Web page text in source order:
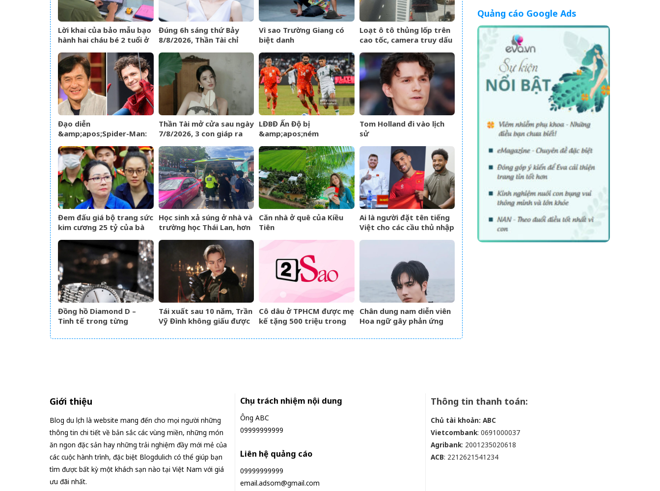
Lời khai của bảo mẫu bạo
hành hai cháu bé 2 tuổi ở
TPHCM
Đúng 6h sáng thứ Bảy
8/8/2026, Thần Tài chỉ
trúng hố vàng, tiền bạc
ùa về nhà như lũ cuốn
Vì sao Trường Giang có
biệt danh
Khó&amp;apos;?
Loạt ô tô thủng lốp trên
cao tốc, camera truy dấu
&amp;apos;thủ
phạm&amp;apos;
Đạo diễn
&amp;apos;Spider-Man:
Day&amp;apos; lên tiếng
về tin đồn liên quan đến
Thành Long
Thần Tài mở cửa sau ngày
7/8/2026, 3 con giáp ra
vàng, mỏi tay đếm tiền
LĐBĐ Ấn Độ bị
&amp;apos;ném
mang đội hình B dự giải
Vô địch ĐNÁ của FIFA
Tom Holland đi vào lịch
sử
Đem đấu giá bộ trang sức
kim cương 25 tỷ của bà
hóa đơn nhưng món đắt
nhất giá 9,4 tỷ
Học sinh xả súng ở nhà và
trường học Thái Lan, hơn
Căn nhà ở quê của Kiều
Tiên
Ai là người đặt tên tiếng
Việt cho các cầu thủ nhập
Đồng hồ Diamond D –
Tinh tế trong từng
Tái xuất sau 10 năm, Trần
Vỹ Đình không giấu được
Cô dâu ở TPHCM được mẹ
kế tặng 500 triệu trong
‘gây sốt’
Chân dung nam diễn viên
Hoa ngữ gây phản ứng
Quảng cáo Google Ads
Giới thiệu
Blog du lịch là website mang đến cho mọi người những
thông tin chi tiết về bản sắc các vùng miền, những món
ăn ngon đặc sản hay những trải nghiệm đầy mới mẻ của
các cuộc hành trình, đặc biệt Blogdulich có thể giúp bạn
tìm được bất kỳ một khách sạn nào tại Việt Nam với giá
ưu đãi nhất.
Chịu trách nhiệm nội dung
Ông ABC
09999999999
Liên hệ quảng cáo
09999999999
email.adsom@gmail.com
Thông tin thanh toán:
Chủ tài khoản: ABC
Vietcombank: 0691000037
Agribank: 2001235020618
ACB: 2212621541234